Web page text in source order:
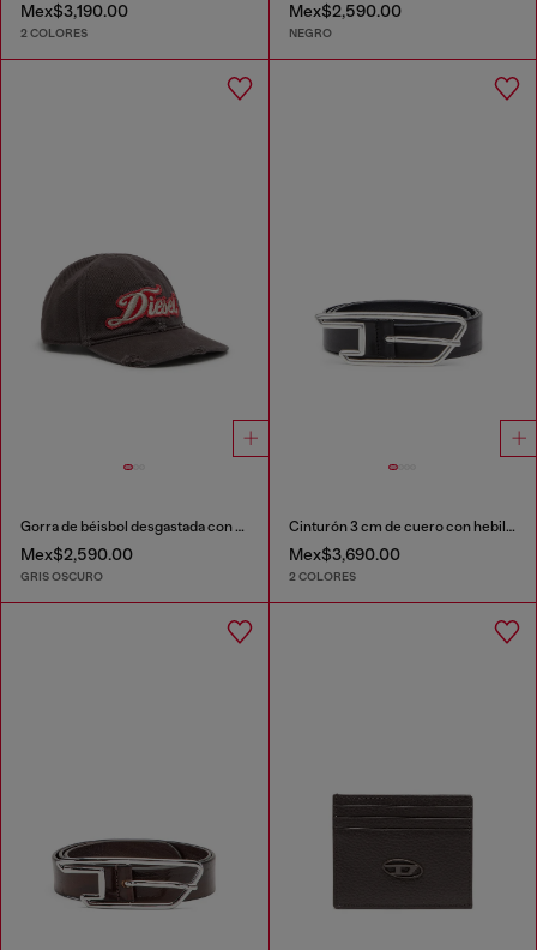
Mex$3,190.00
2 COLORES
Mex$2,590.00
NEGRO
Gorra de béisbol desgastada con parche bordado
Mex$2,590.00
GRIS OSCURO
Cinturón 3 cm de cuero con hebilla con el logotipo D
Mex$3,690.00
2 COLORES